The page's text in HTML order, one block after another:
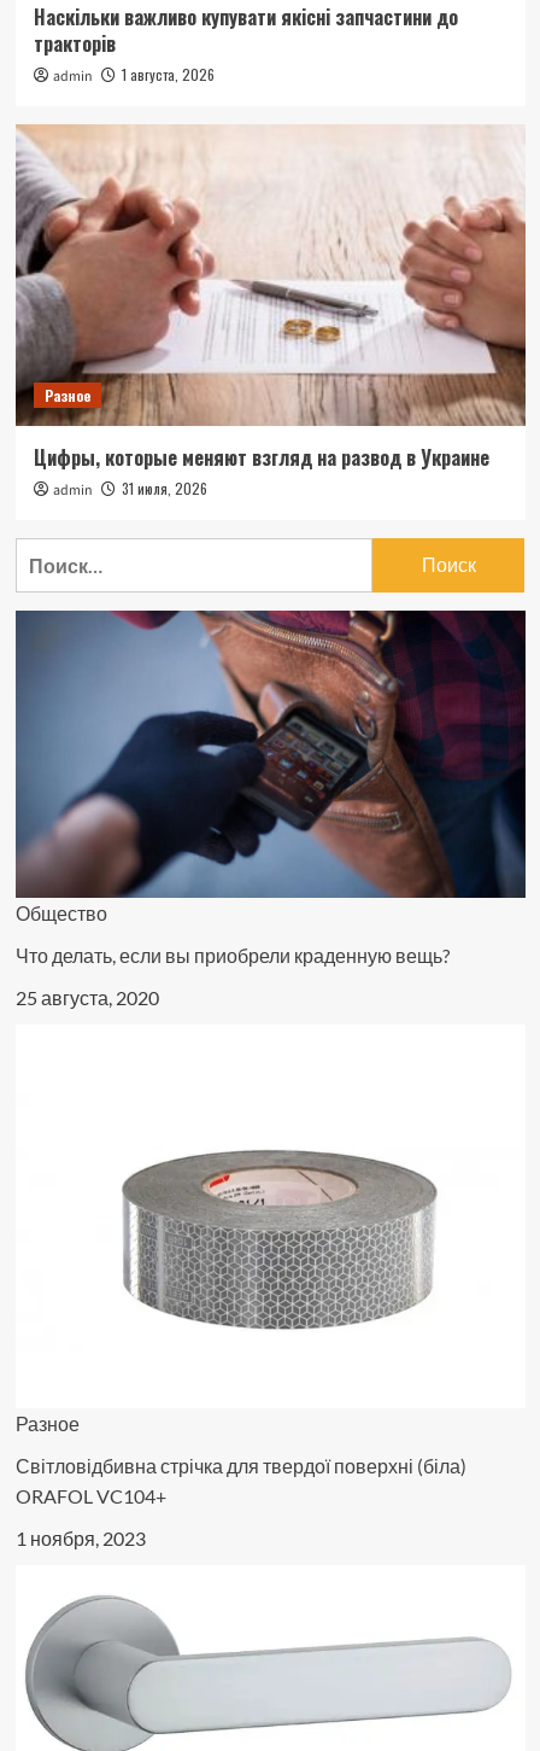
Наскільки важливо купувати якісні запчастини до
тракторів
admin 1 августа, 2026
Разное
Цифры, которые меняют взгляд на развод в Украине
admin 31 июля, 2026
Общество
Что делать, если вы приобрели краденную вещь?
25 августа, 2020
Разное
Світловідбивна стрічка для твердої поверхні (біла)
ORAFOL VC104+
1 ноября, 2023